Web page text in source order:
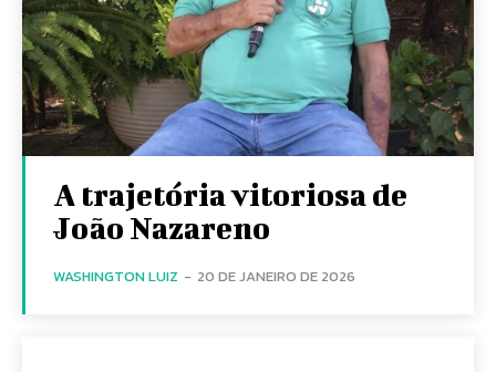
A trajetória vitoriosa de
João Nazareno
WASHINGTON LUIZ - 20 DE JANEIRO DE 2026